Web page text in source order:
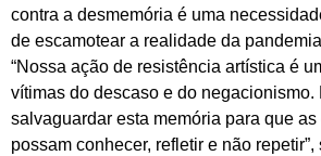
contra a desmemória é uma
de escamotear a realidade da
“Nossa ação de resistência artística é
vítimas do descaso e do negacionismo.
salvaguardar esta memória para que
possam conhecer, refletir e não repetir”,